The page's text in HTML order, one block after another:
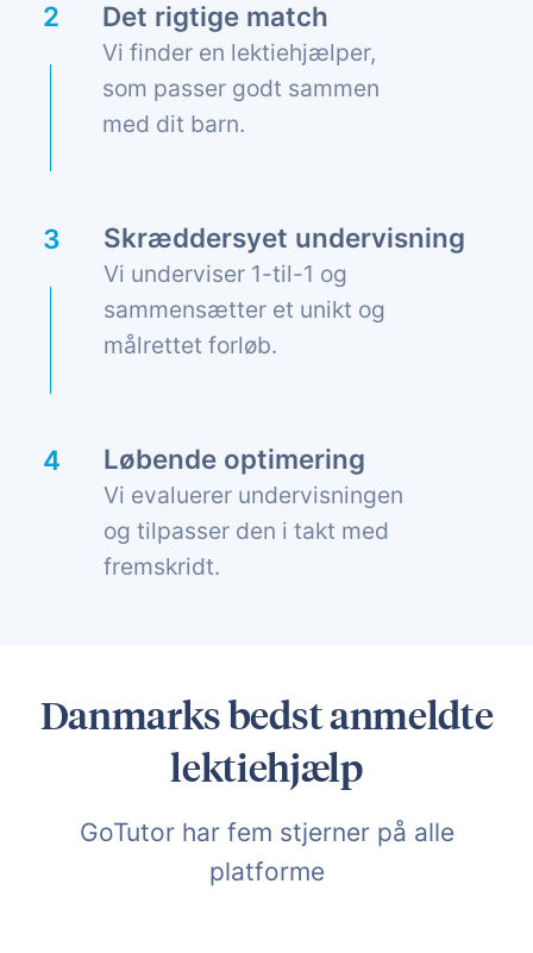
Det rigtige match
Vi finder en lektiehjælper,
som passer godt sammen
med dit barn.
Skræddersyet undervisning
Vi underviser 1-til-1 og
sammensætter et unikt og
målrettet forløb.
Løbende optimering
Vi evaluerer undervisningen
og tilpasser den i takt med
fremskridt.
Danmarks bedst anmeldte
lektiehjælp
GoTutor har fem stjerner på alle
platforme